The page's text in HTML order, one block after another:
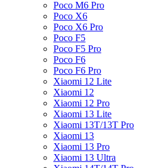
Poco M6 Pro
Poco X6
Poco X6 Pro
Poco F5
Poco F5 Pro
Poco F6
Poco F6 Pro
Xiaomi 12 Lite
Xiaomi 12
Xiaomi 12 Pro
Xiaomi 13 Lite
Xiaomi 13T/13T Pro
Xiaomi 13
Xiaomi 13 Pro
Xiaomi 13 Ultra